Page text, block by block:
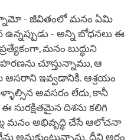
- జీవితంలో మనం ఏమి
- అన్ని బోధనలు ఈ
మనం బుద్ధుని
చూస్తున్నాము, ఆ
ఆసరాని ఇవ్వడానికి. ఆశ్రయం
అవసరం లేదు, కానీ
దిశను కలిగి
మనం అభివృద్ధి చేసే ఆలోచనా
అనుకుంటున్నాను. దీని అర్థం